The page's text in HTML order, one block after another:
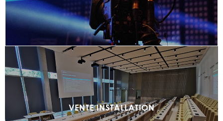
VENTE INSTALLATION